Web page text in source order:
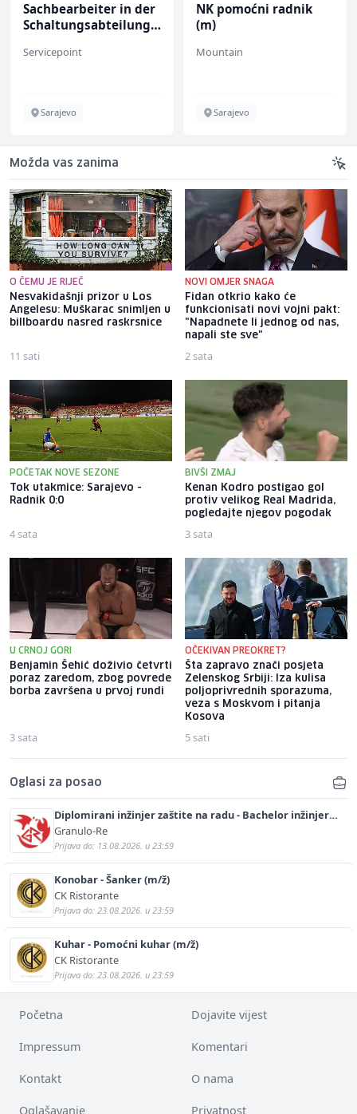
Sachbearbeiter in der
Schaltungsabteilung
Servicepoint
Sarajevo
NK pomoćni radnik
(m)
Mountain
Sarajevo
Možda vas zanima
O ČEMU JE RIJEČ
Nesvakidašnji prizor u Los
Angelesu: Muškarac snimljen u
billboardu nasred raskrsnice
11 sati
NOVI OMJER SNAGA
Fidan otkrio kako će
funkcionisati novi vojni pakt:
"Napadnete li jednog od nas,
napali ste sve"
2 sata
POČETAK NOVE SEZONE
Tok utakmice: Sarajevo -
Radnik 0:0
4 sata
BIVŠI ZMAJ
Kenan Kodro postigao gol
protiv velikog Real Madrida,
pogledajte njegov pogodak
3 sata
U CRNOJ GORI
Benjamin Šehić doživio četvrti
poraz zaredom, zbog povrede
borba završena u prvoj rundi
3 sata
OČEKIVAN PREOKRET?
Šta zapravo znači posjeta
Zelenskog Srbiji: Iza kulisa
poljoprivrednih sporazuma,
veza s Moskvom i pitanja
Kosova
5 sati
Oglasi za posao
Diplomirani inžinjer zaštite na radu - Bachelor inžinjer
sigurnosti i pomoći (m/ž)
Granulo-Re
Prijava do: 13.08.2026. u 23:59
Konobar - Šanker (m/ž)
CK Ristorante
Prijava do: 23.08.2026. u 23:59
Kuhar - Pomoćni kuhar (m/ž)
CK Ristorante
Prijava do: 23.08.2026. u 23:59
Početna Dojavite vijest
Impressum Komentari
Kontakt O nama
Oglašavanje Privatnost